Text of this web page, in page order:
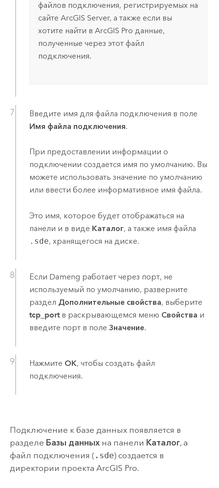
файлов подключения, регистрируемых на
сайте ArcGIS Server, а также если вы
хотите найти в ArcGIS Pro данные,
полученные через этот файл
подключения.
Введите имя для файла подключения в поле
Имя файла подключения.
При предоставлении информации о
подключении создается имя по умолчанию. Вы
можете использовать значение по умолчанию
или ввести более информативное имя файла.
Это имя, которое будет отображаться на
панели и в виде Каталог, а также имя файла
.sde, хранящегося на диске.
Если Dameng работает через порт, не
используемый по умолчанию, разверните
раздел Дополнительные свойства, выберите
tcp_portв раскрывающемся меню Свойства и
введите порт в поле Значение.
Нажмите ОК, чтобы создать файл
подключения.
Подключение к базе данных появляется в
разделе Базы данныхна панели Каталог, а
файл подключения ( .sde) создается в
директории проекта ArcGIS Pro.